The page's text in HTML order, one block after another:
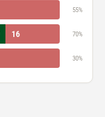
55%
16 70%
30%